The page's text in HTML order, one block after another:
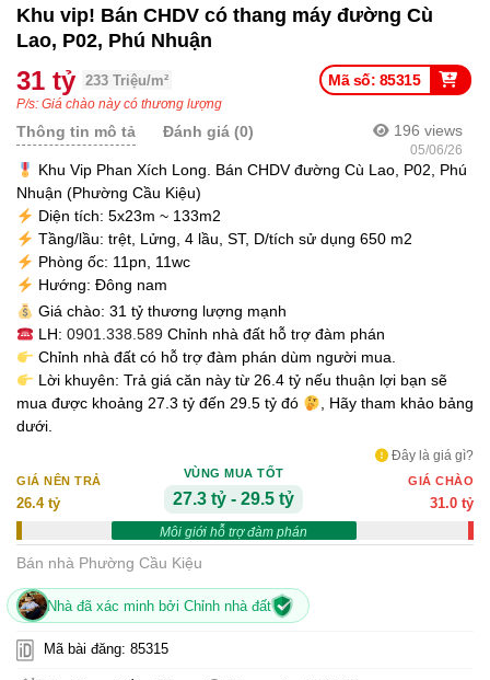
Khu vip! Bán CHDV có thang máy đường Cù
Lao, P02, Phú Nhuận
Mã số: 85315
31 tỷ 233 Triệu/m²
P/s: Giá chào này có thương lượng
196 views
05/06/26
Thông tin mô tả Đánh giá (0)
Khu Vip Phan Xích Long. Bán CHDV đường Cù Lao, P02, Phú
Nhuận (Phường Cầu Kiệu)
Diện tích: 5x23m ~ 133m2
Tầng/lầu: trệt, Lửng, 4 lầu, ST, D/tích sử dụng 650 m2
Phòng ốc: 11pn, 11wc
Hướng: Đông nam
Giá chào: 31 tỷ thương lượng mạnh
LH: 0901.338.589Chỉnh nhà đất hỗ trợ đàm phán
Chỉnh nhà đất có hỗ trợ đàm phán dùm người mua.
Lời khuyên: Trả giá căn này từ 26.4 tỷ nếu thuận lợi bạn sẽ
mua được khoảng 27.3 tỷ đến 29.5 tỷ đó
, Hãy tham khảo bảng
dưới.
Đây là giá gì?
GIÁ NÊN TRẢ
26.4 tỷ
VÙNG MUA TỐT
27.3 tỷ - 29.5 tỷ
Môi giới hỗ trợ đàm phán
GIÁ CHÀO
31.0 tỷ
Bán nhà Phường Cầu Kiệu
Nhà đã xác minh bởi Chỉnh nhà đất
Mã bài đăng: 85315